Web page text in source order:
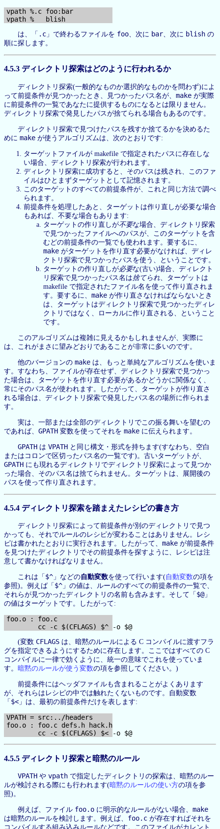
vpath %.c foo:bar
は、「 .c 」で終わるファイルを foo 、次に bar 、次に blish の
順に探します。
4.5.3 ディレクトリ探索はどのように行われるか
ディレクトリ探索(一般的なものか選択的なものかを問わず)によ
って前提条件が見つかったとき、見つかったパス名が、 make が実際
に前提条件の一覧であなたに提供するものになるとは限りません。
ディレクトリ探索で発見したパスが捨てられる場合もあるのです。
ディレクトリ探索で見つけたパスを残すか捨てるかを決めるた
めに make が使うアルゴリズムは、次のとおりです:
ターゲットファイルが makefile で指定されたパスに存在しな
い場合、ディレクトリ探索が行われます。
ディレクトリ探索に成功すると、そのパスは残され、このファ
イルはひとまずターゲットとして記憶されます。
このターゲットのすべての前提条件が、これと同じ方法で調べ
られます。
前提条件を処理したあと、ターゲットは作り直しが必要な場合
もあれば、不要な場合もあります:
ターゲットの作り直しが不要な場合、ディレクトリ探索
で見つかったファイルへのパスが、このターゲットを含
むどの前提条件の一覧でも使われます。要するに、
make がターゲットを作り直す必要がなければ、ディレ
クトリ探索で見つかったパスを使う、ということです。
ターゲットの作り直しが必要な(古い)場合、ディレクト
リ探索で見つかったパス名は捨てられ 、ターゲットは
makefile で指定されたファイル名を使って作り直されま
す。要するに、 make が作り直さなければならないとき
は、ターゲットはディレクトリ探索で見つかったディレ
クトリではなく、ローカルに作り直される、ということ
です。
このアルゴリズムは複雑に見えるかもしれませんが、実際に
は、これがまさに望みどおりであることが非常に多いのです。
他のバージョンの make は、もっと単純なアルゴリズムを使いま
す。すなわち、ファイルが存在せず、ディレクトリ探索で見つかっ
た場合は、ターゲットを作り直す必要があるかどうかに関係なく、
常にそのパス名が使われます。したがって、ターゲットが作り直さ
れる場合は、ディレクトリ探索で発見したパス名の場所に作られま
す。
実は、一部または全部のディレクトリでこの振る舞いを望むの
であれば、 GPATH 変数を使ってそれを make に伝えられます。
GPATH は VPATH と同じ構文・形式を持ちます(すなわち、空白
またはコロンで区切ったパス名の一覧です)。古いターゲットが、
GPATH にも現れるディレクトリでディレクトリ探索によって見つか
った場合、そのパス名は捨てられません。ターゲットは、展開後の
パスを使って作り直されます。
4.5.4 ディレクトリ探索を踏まえたレシピの書き方
ディレクトリ探索によって前提条件が別のディレクトリで見つ
かっても、それでルールのレシピが変わることはありません。レシ
ピは書かれたとおりに実行されます。したがって、 make が前提条件
を見つけたディレクトリでその前提条件を探すように、レシピは注
意して書かなければなりません。
これは「 $^ 」などの自動変数を使って行います(自動変数の項を
参照)。例えば「 $^ 」の値は、ルールのすべての前提条件の一覧で、
それらが見つかったディレクトリの名前も含みます。そして「 $@ 」
の値はターゲットです。したがって:
foo.o : foo.c
(変数 CFLAGS は、暗黙のルールによる C コンパイルに渡すフラ
グを指定できるようにするために存在します。ここではすべての C
コンパイルに一律で効くように、統一の意味でこれを使っていま
す。 暗黙のルールが使う変数の項を参照してください。)
前提条件にはヘッダファイルも含まれることがよくあります
が、それらはレシピの中では触れたくないものです。自動変数
「 $< 」は、最初の前提条件だけを表します:
VPATH = src:../headers
foo.o : foo.c defs.h hack.h
4.5.5 ディレクトリ探索と暗黙のルール
VPATH や vpath で指定したディレクトリの探索は、暗黙のルー
ルが検討される際にも行われます(暗黙のルールの使い方の項を参
照)。
例えば、ファイル foo.o に明示的なルールがない場合、 make
は暗黙のルールを検討します。例えば、 foo.c が存在すればそれを
コンパイルする組み込みルールなどです。このファイルがカレント